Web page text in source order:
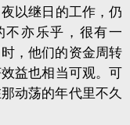
以继日的工作，仍
不亦乐乎，很有一
，他们的资金周转
益也相当可观。可
动荡的年代里不久